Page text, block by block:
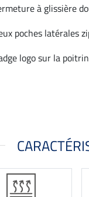
à glissière
poches latérales
logo sur la